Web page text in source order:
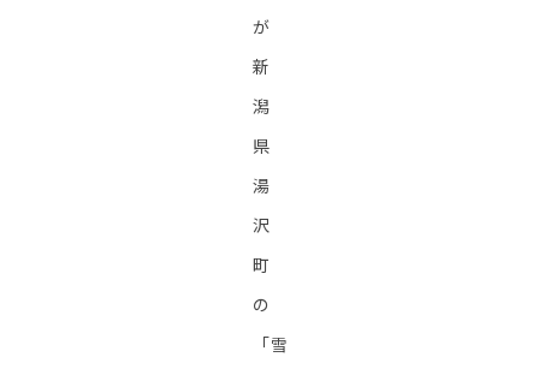
が
新
潟
県
湯
沢
町
の
「雪